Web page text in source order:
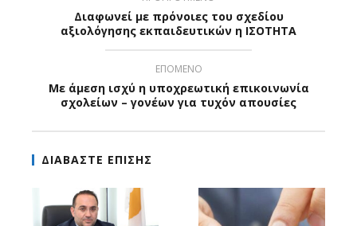
Διαφωνεί με πρόνοιες του σχεδίου
αξιολόγησης εκπαιδευτικών η ΙΣΟΤΗΤΑ
ΕΠΟΜΕΝΟ
Με άμεση ισχύ η υποχρεωτική επικοινωνία
σχολείων – γονέων για τυχόν απουσίες
ΔΙΑΒΑΣΤΕ ΕΠΙΣΗΣ